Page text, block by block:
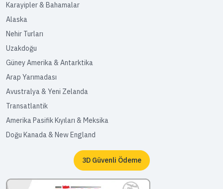
Karayipler & Bahamalar
Alaska
Nehir Turları
Uzakdoğu
Güney Amerika & Antarktika
Arap Yarımadası
Avustralya & Yeni Zelanda
Transatlantik
Amerika Pasifik Kıyıları & Meksika
Doğu Kanada & New England
3D Güvenli Ödeme